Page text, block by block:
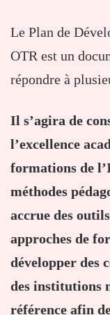
Le Plan de
OTR est un
répondre à
Il s’agira de
l’excellence
formations de
méthodes
accrue des
approches de
développer des
des institutions
référence afin